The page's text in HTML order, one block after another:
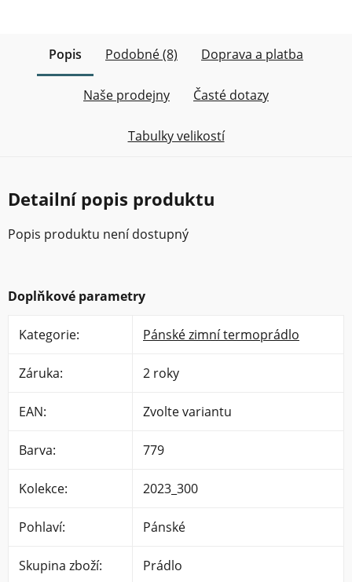
Popis Podobné (8) Doprava a platba
Naše prodejny Časté dotazy
Tabulky velikostí
Detailní popis produktu
Popis produktu není dostupný
Doplňkové parametry
Kategorie: Pánské zimní termoprádlo
Záruka: 2 roky
EAN: Zvolte variantu
Barva: 779
Kolekce: 2023_300
Pohlaví: Pánské
Skupina zboží: Prádlo